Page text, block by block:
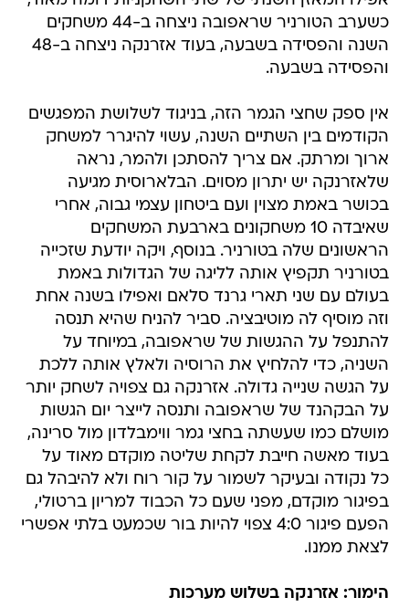
כשערב הטורניר שראפובה ניצחה ב-44 משחקים
השנה והפסידה בשבעה, בעוד אזרנקה ניצחה ב-48
והפסידה בשבעה.
אין ספק שחצי הגמר הזה, בניגוד לשלושת המפגשים
הקודמים בין השתיים השנה, עשוי להיגרר למשחק
ארוך ומרתק. אם צריך להסתכן ולהמר, נראה
שלאזרנקה יש יתרון מסוים. הבלארוסית מגיעה
בכושר באמת מצוין ועם ביטחון עצמי גבוה, אחרי
שאיבדה 10 משחקונים בארבעת המשחקים
הראשונים שלה בטורניר. בנוסף, ויקה יודעת שזכייה
בטורניר תקפיץ אותה לליגה של הגדולות באמת
בעולם עם שני תארי גרנד סלאם ואפילו בשנה אחת
וזה מוסיף לה מוטיבציה. סביר להניח שהיא תנסה
להתנפל על ההגשות של שראפובה, במיוחד על
השניה, כדי להלחיץ את הרוסיה ולאלץ אותה ללכת
על הגשה שנייה גדולה. אזרנקה גם צפויה לשחק יותר
על הבקהנד של שראפובה ותנסה לייצר יום הגשות
מושלם כמו שעשתה בחצי גמר ווימבלדון מול סרינה,
בעוד מאשה חייבת לקחת שליטה מוקדם מאוד על
כל נקודה ובעיקר לשמור על קור רוח ולא להיבהל גם
בפיגור מוקדם, מפני שעם כל הכבוד למריון ברטולי,
הפעם פיגור 4:0 צפוי להיות בור שכמעט בלתי אפשרי
לצאת ממנו.
הימור: אזרנקה בשלוש מערכות